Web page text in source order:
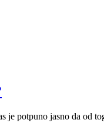
je potpuno jasno da od